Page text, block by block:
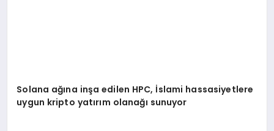
Solana ağına inşa edilen HPC, İslami hassasiyetlere
uygun kripto yatırım olanağı sunuyor